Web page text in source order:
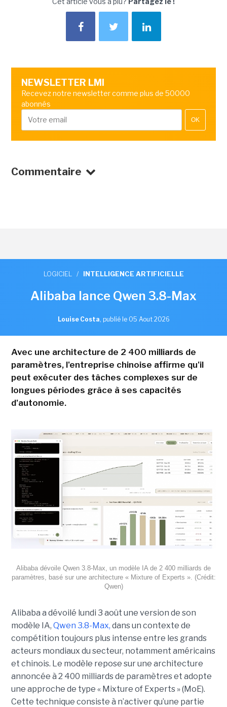
NEWSLETTER LMI
Recevez notre newsletter comme plus de 50000
abonnés
OK
Commentaire
LOGICIEL / INTELLIGENCE ARTIFICIELLE
Alibaba lance Qwen 3.8-Max
Louise Costa, publié le 05 Aout 2026
Avec une architecture de 2 400 milliards de
paramètres, l'entreprise chinoise affirme qu'il
peut exécuter des tâches complexes sur de
longues périodes grâce à ses capacités
d'autonomie.
Alibaba dévoile Qwen 3.8-Max, un modèle IA de 2 400 milliards de
paramètres, basé sur une architecture « Mixture of Experts ». (Crédit:
Qwen)
Alibaba a dévoilé lundi 3 août une version de son
modèle IA, Qwen 3.8-Max, dans un contexte de
compétition toujours plus intense entre les grands
acteurs mondiaux du secteur, notamment américains
et chinois. Le modèle repose sur une architecture
annoncée à 2 400 milliards de paramètres et adopte
une approche de type « Mixture of Experts » (MoE).
Cette technique consiste à n’activer qu’une partie